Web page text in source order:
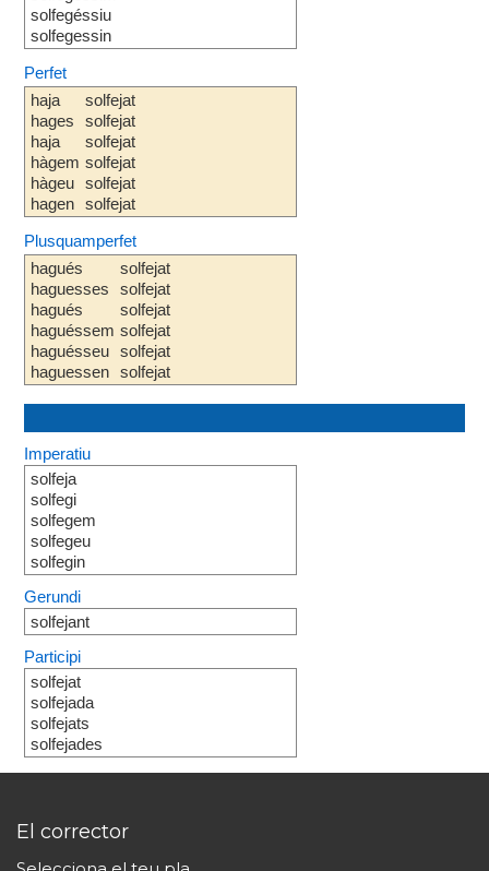
solfegéssiu
solfegessin
Perfet
haja
hages
haja
hàgem
hàgeu
hagen
solfejat
solfejat
solfejat
solfejat
solfejat
solfejat
Plusquamperfet
hagués
haguesses
hagués
haguéssem
haguésseu
haguessen
solfejat
solfejat
solfejat
solfejat
solfejat
solfejat
Imperatiu
solfeja
solfegi
solfegem
solfegeu
solfegin
Gerundi
solfejant
Participi
solfejat
solfejada
solfejats
solfejades
El corrector